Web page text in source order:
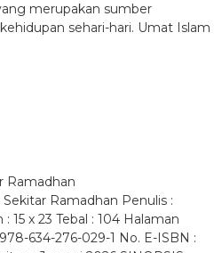
merupakan sumber
sehari-hari. Umat Islam
Ramadhan
Ramadhan Penulis :
15 x 23 Tebal : 104 Halaman
634-276-029-1 No. E-ISBN :